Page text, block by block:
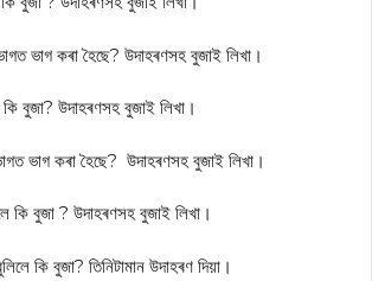
ভাগ কৰা হৈছে? উদাহৰণসহ বুজাই লিখা।
বুজা? উদাহৰণসহ বুজাই লিখা।
ভাগ কৰা হৈছে? উদাহৰণসহ বুজাই লিখা।
কি বুজা ? উদাহৰণসহ বুজাই লিখা।
কি বুজা? তিনিটামান উদাহৰণ দিয়া।